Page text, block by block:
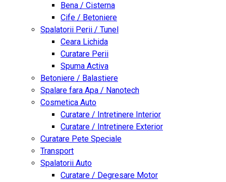
Bena / Cisterna
Cife / Betoniere
Spalatorii Perii / Tunel
Ceara Lichida
Curatare Perii
Spuma Activa
Betoniere / Balastiere
Spalare fara Apa / Nanotech
Cosmetica Auto
Curatare / Intretinere Interior
Curatare / Intretinere Exterior
Curatare Pete Speciale
Transport
Spalatorii Auto
Curatare / Degresare Motor